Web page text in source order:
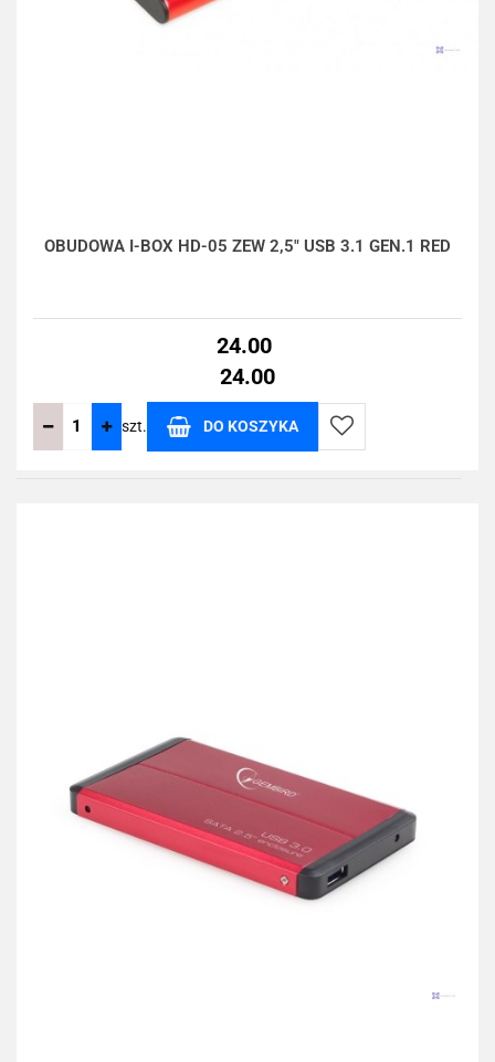
OBUDOWA I-BOX HD-05 ZEW 2,5" USB 3.1 GEN.1 RED
24.00
24.00
szt. DO KOSZYKA
Do